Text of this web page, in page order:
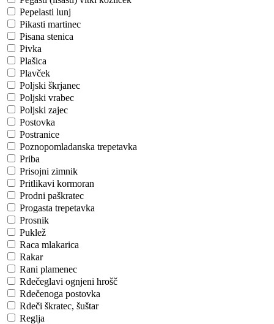
Pepelasti lunj
Pikasti martinec
Pisana stenica
Pivka
Plašica
Plavček
Poljski škrjanec
Poljski vrabec
Poljski zajec
Postovka
Postranice
Poznopomladanska trepetavka
Priba
Prisojni zimnik
Pritlikavi kormoran
Prodni paškratec
Progasta trepetavka
Prosnik
Puklež
Raca mlakarica
Rakar
Rani plamenec
Rdečeglavi ognjeni hrošč
Rdečenoga postovka
Rdeči škratec, šuštar
Reglja